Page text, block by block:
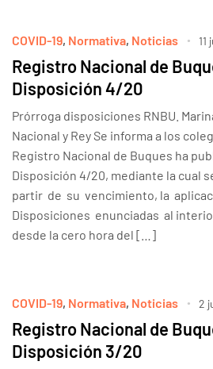
COVID-19, Normativa, Noticias
Registro Nacional de
Disposición 4/20
Prórroga disposiciones RNBU.
Nacional y Rey Se informa a los
Registro Nacional de Buques ha
Disposición 4/20, mediante la cual
partir de su vencimiento, la
Disposiciones enunciadas al
desde la cero hora del […]
COVID-19, Normativa, Noticias 2
Registro Nacional de
Disposición 3/20